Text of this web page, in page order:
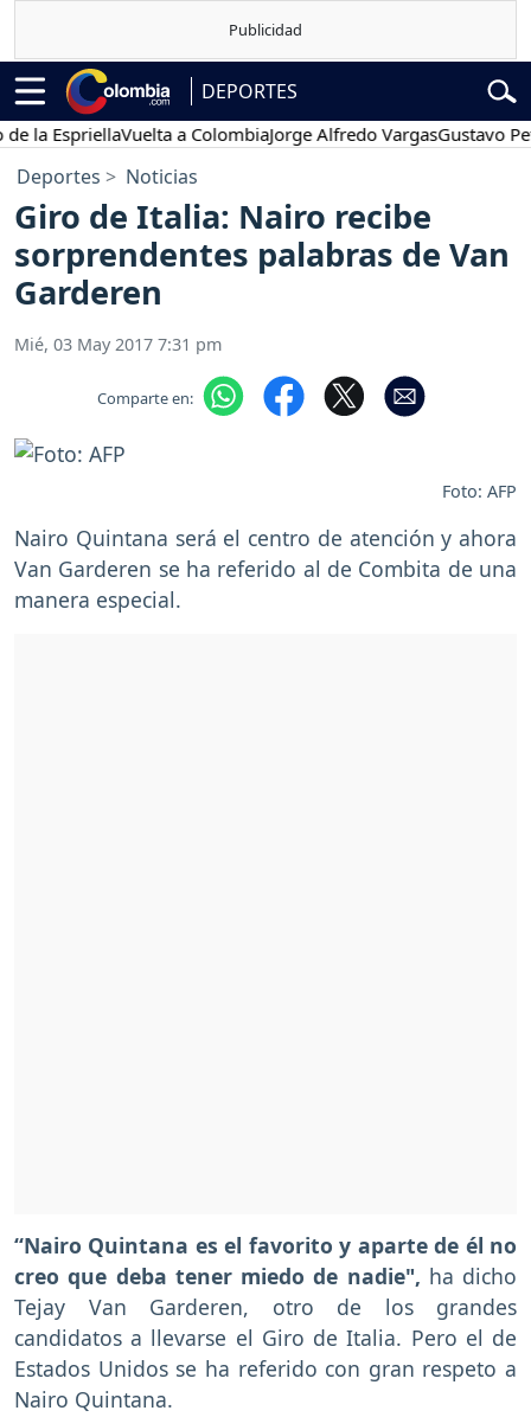
DEPORTES
Vuelta a ColombiaJorge Alfredo VargasGustavo Petro
Deportes Noticias
Giro de Italia: Nairo recibe
sorprendentes palabras de Van
Garderen
Mié, 03 May 2017 7:31 pm
Comparte en:
Foto: AFP
Nairo Quintana será el centro de atención y ahora
Van Garderen se ha referido al de Combita de una
manera especial.
“Nairo Quintana es el favorito y aparte de él no
creo que deba tener miedo de nadie", ha dicho
Tejay Van Garderen, otro de los grandes
candidatos a llevarse el Giro de Italia. Pero el de
Estados Unidos se ha referido con gran respeto a
Nairo Quintana.